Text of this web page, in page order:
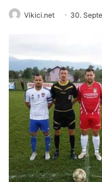
Vikici.net 30.